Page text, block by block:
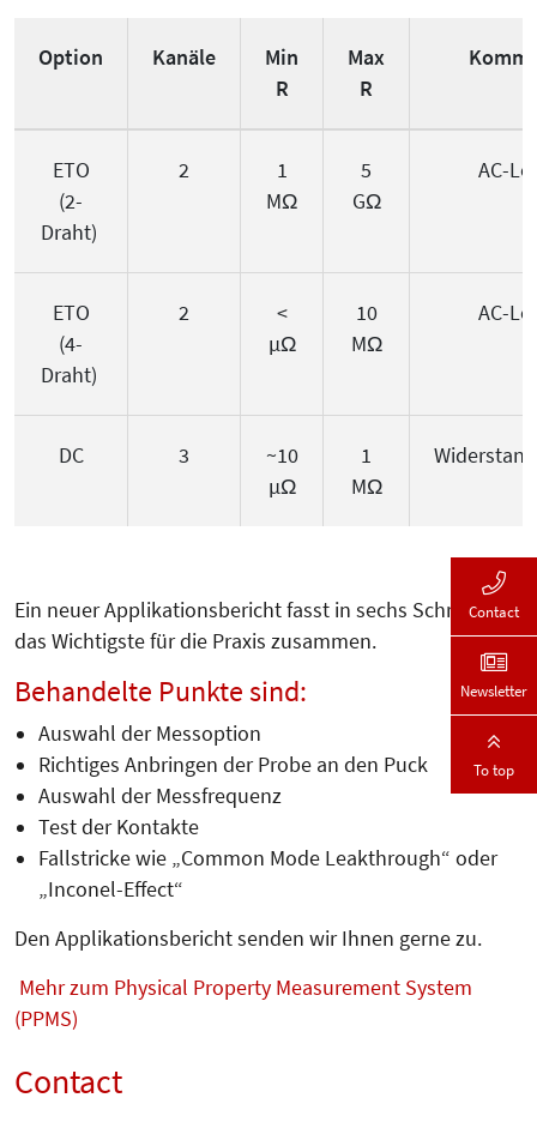
Option Kanäle
Min
R
Max
R
ETO
(2-
Draht)
2
1
MΩ
5
GΩ
AC-
ETO
(4-
Draht)
2
<
µΩ
10
MΩ
AC-
DC 3
~10
µΩ
1
MΩ
Ein neuer Applikationsbericht fasst in sechs Schritten
das Wichtigste für die Praxis zusammen.
Behandelte Punkte sind:
Auswahl der Messoption
Richtiges Anbringen der Probe an den Puck
Auswahl der Messfrequenz
Test der Kontakte
Fallstricke wie „Common Mode Leakthrough“ oder
„Inconel-Effect“
Den Applikationsbericht senden wir Ihnen gerne zu.
Mehr zum Physical Property Measurement System
(PPMS)
Contact
Contact
Newsletter
To top